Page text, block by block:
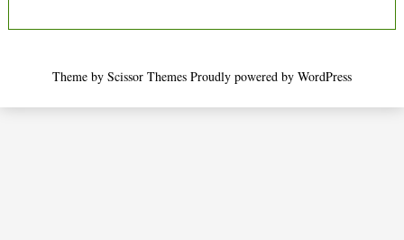
Theme by Scissor Themes Proudly powered by WordPress